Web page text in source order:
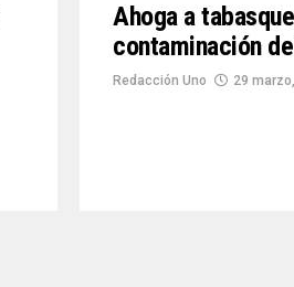
Ahoga a
contaminación
Redacción Uno 29